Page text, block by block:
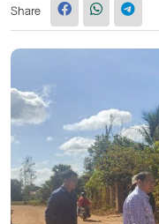
Share